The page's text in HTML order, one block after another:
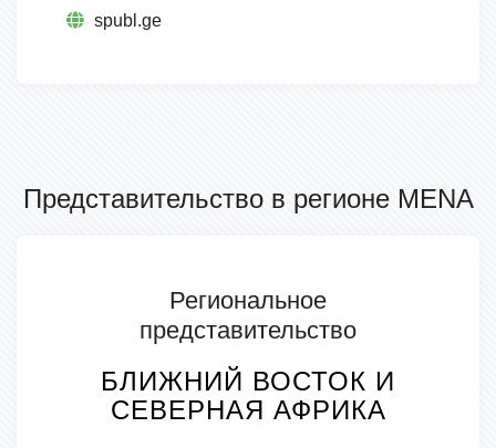
spubl.ge
Представительство в регионе MENA
Региональное
представительство
БЛИЖНИЙ ВОСТОК И
СЕВЕРНАЯ АФРИКА